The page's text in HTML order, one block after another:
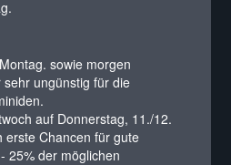
sowie morgen
ungünstig für die
auf Donnerstag, 11./12.
erste Chancen für gute
25% der möglichen